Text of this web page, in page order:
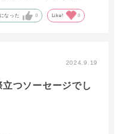
なった 0 Like! 0
2024.9.19
つソーセージでし